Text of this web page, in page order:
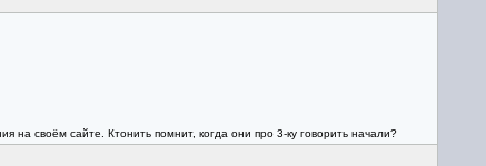
на своём сайте. Ктонить помнит, когда они про 3-ку говорить начали?